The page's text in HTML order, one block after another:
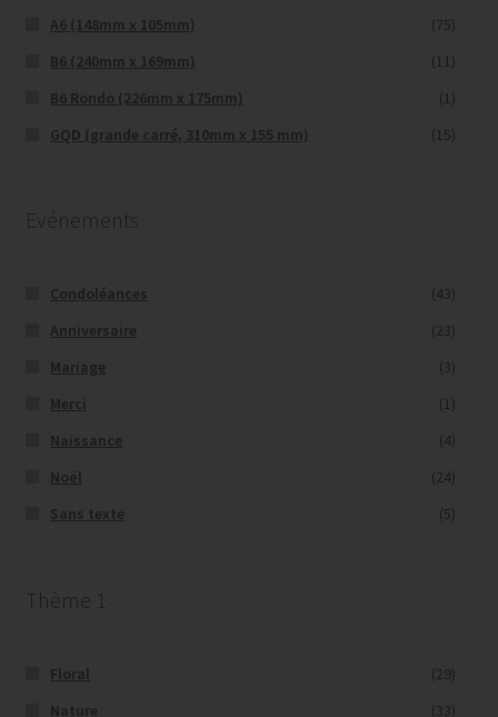
A6 (148mm x 105mm)
(75)
B6 (240mm x 169mm)
(11)
B6 Rondo (226mm x 175mm)
(1)
GQD (grande carré, 310mm x 155 mm)
(15)
Evénements
Condoléances
(43)
Anniversaire
(23)
Mariage
(3)
Merci
(1)
Naissance
(4)
Noël
(24)
Sans texte
(5)
Thème 1
Floral
(29)
Nature
(33)